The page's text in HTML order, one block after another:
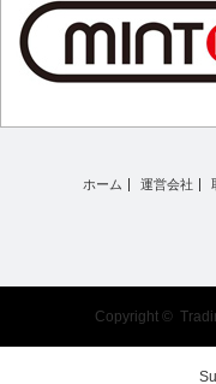
ホーム 運営会社
Copyright ©